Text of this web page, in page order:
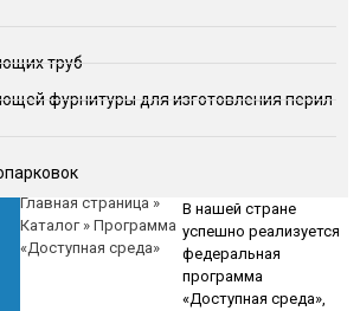
труб
фурнитуры для изготовления перил
Главная страница »
Каталог» Программа
«Доступная среда»
В нашей стране
успешно реализуется
федеральная
программа
«Доступная среда»,